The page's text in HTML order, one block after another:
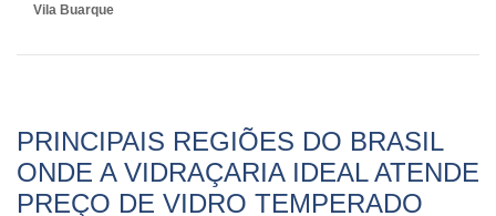
Vila Buarque
PRINCIPAIS REGIÕES DO BRASIL
ONDE A VIDRAÇARIA IDEAL ATENDE
PREÇO DE VIDRO TEMPERADO